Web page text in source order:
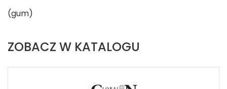
(gum)
ZOBACZ W KATALOGU